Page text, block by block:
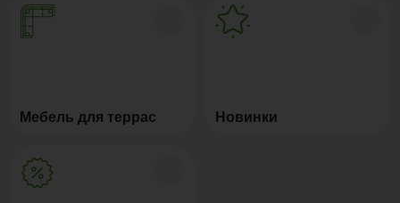
Мебель для террас Новинки